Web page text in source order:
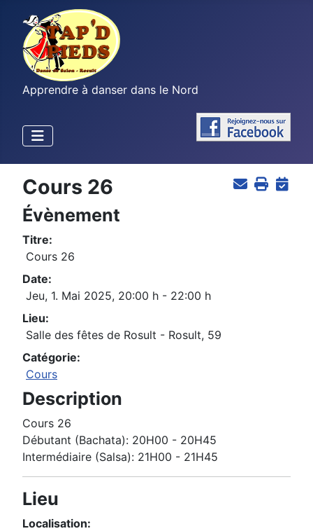
Apprendre à danser dans le Nord
Cours 26
Évènement
Titre:
Cours 26
Date:
Jeu, 1. Mai 2025, 20:00 h - 22:00 h
Lieu:
Salle des fêtes de Rosult - Rosult, 59
Catégorie:
Cours
Description
Cours 26
Débutant (Bachata): 20H00 - 20H45
Intermédiaire (Salsa): 21H00 - 21H45
Lieu
Localisation: